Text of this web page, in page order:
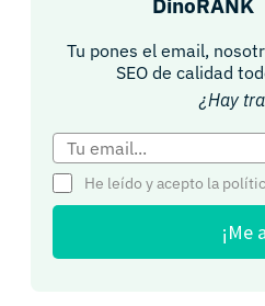
DinoRANK
Tu pones el email,
SEO de calidad
¿Hay
He leído y acepto la
¡Me